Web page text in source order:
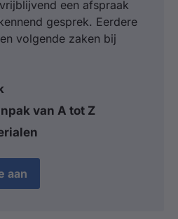
een afspraak
gesprek. Eerdere
volgende zaken bij
van A tot Z
aan